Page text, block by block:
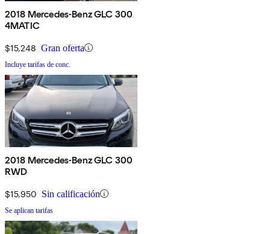
2018 Mercedes-Benz GLC 300
4MATIC
$15,248 Gran oferta
Incluye tarifas de conc.
2018 Mercedes-Benz GLC 300
RWD
$15,950 Sin calificación
Se aplican tarifas